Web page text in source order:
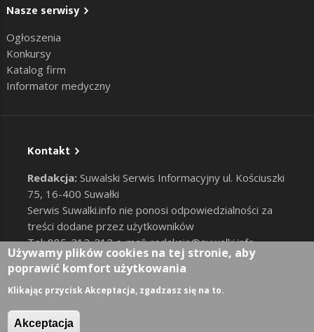
Nasze serwisy
Ogłoszenia
Konkursy
Katalog firm
Informator medyczny
Kontakt
Redakcja: Suwalski Serwis Informacyjny ul. Kościuszki
75, 16-400 Suwałki
Serwis Suwalki.info nie ponosi odpowiedzialności za
treści dodane przez użytkowników
Tel: 885-212-212 e-mail:redakcja@suwalki.info,
reklama@suwalki.info
RODO |Cookies
User account menu
Zaloguj
Używamy plików cookies na tej stronie, aby
poprawić komfort użytkowania
Klikając przycisk Akceptacja, zgadzasz się na to.
Akceptacja